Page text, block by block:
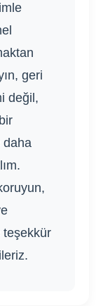
geri
değil,
daha
teşekkür